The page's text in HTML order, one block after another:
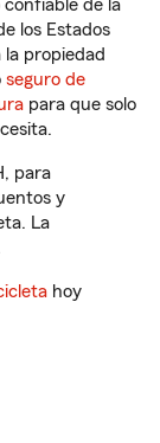
de la
los Estados
la propiedad
seguro de
para que solo
para
y
La
hoy